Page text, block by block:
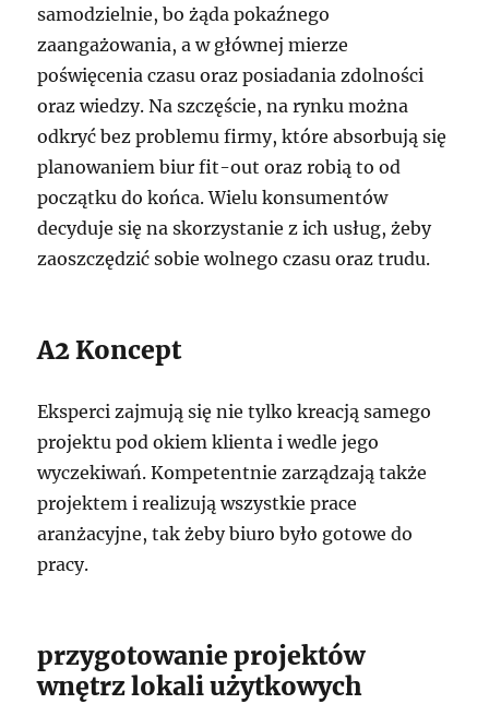
samodzielnie, bo żąda pokaźnego
zaangażowania, a w głównej mierze
poświęcenia czasu oraz posiadania zdolności
oraz wiedzy. Na szczęście, na rynku można
odkryć bez problemu firmy, które absorbują się
planowaniem biur fit-out oraz robią to od
początku do końca. Wielu konsumentów
decyduje się na skorzystanie z ich usług, żeby
zaoszczędzić sobie wolnego czasu oraz trudu.
A2 Koncept
Eksperci zajmują się nie tylko kreacją samego
projektu pod okiem klienta i wedle jego
wyczekiwań. Kompetentnie zarządzają także
projektem i realizują wszystkie prace
aranżacyjne, tak żeby biuro było gotowe do
pracy.
przygotowanie projektów
wnętrz lokali użytkowych